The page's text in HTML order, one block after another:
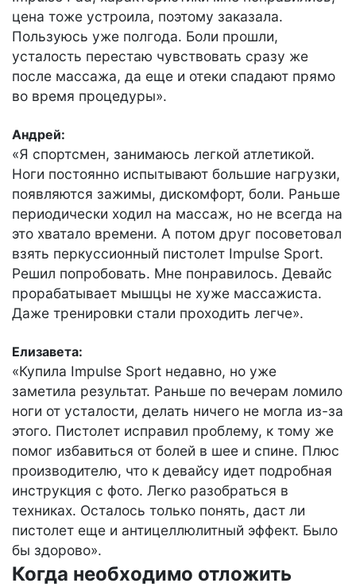
цена тоже устроила, поэтому заказала.
Пользуюсь уже полгода. Боли прошли,
усталость перестаю чувствовать сразу же
после массажа, да еще и отеки спадают прямо
во время процедуры».
Андрей:
«Я спортсмен, занимаюсь легкой атлетикой.
Ноги постоянно испытывают большие нагрузки,
появляются зажимы, дискомфорт, боли. Раньше
периодически ходил на массаж, но не всегда на
это хватало времени. А потом друг посоветовал
взять перкуссионный пистолет Impulse Sport.
Решил попробовать. Мне понравилось. Девайс
прорабатывает мышцы не хуже массажиста.
Даже тренировки стали проходить легче».
Елизавета:
«Купила Impulse Sport недавно, но уже
заметила результат. Раньше по вечерам ломило
ноги от усталости, делать ничего не могла из-за
этого. Пистолет исправил проблему, к тому же
помог избавиться от болей в шее и спине. Плюс
производителю, что к девайсу идет подробная
инструкция с фото. Легко разобраться в
техниках. Осталось только понять, даст ли
пистолет еще и антицеллюлитный эффект. Было
бы здорово».
Когда необходимо отложить